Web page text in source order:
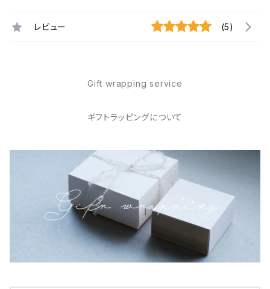
レビュー (5)
Gift wrapping service
ギフトラッピングについて